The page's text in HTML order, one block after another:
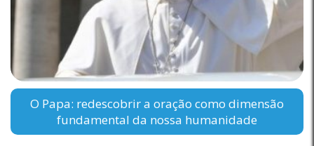
O Papa: redescobrir a oração como dimensão
fundamental da nossa humanidade